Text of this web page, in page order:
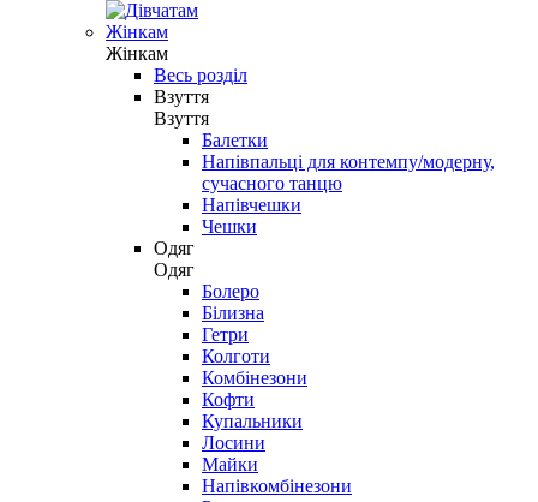
Жінкам
Жінкам
Весь розділ
Взуття
Взуття
Балетки
Напівпальці для контемпу/модерну,
сучасного танцю
Напівчешки
Чешки
Одяг
Одяг
Болеро
Білизна
Гетри
Колготи
Комбінезони
Кофти
Купальники
Лосини
Майки
Напівкомбінезони